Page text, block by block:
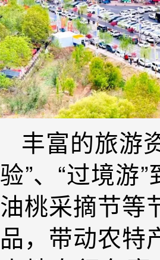
丰富的旅游
验”、“过境游
油桃采摘节等
品，带动农特